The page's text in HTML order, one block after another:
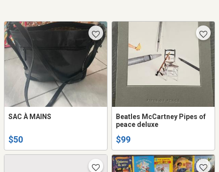
SAC À MAINS
$50
Beatles McCartney Pipes of
peace deluxe
$99